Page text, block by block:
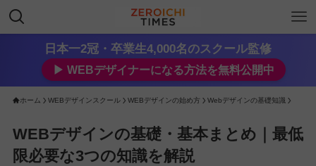
日本一2冠・卒業生4,000名のスクール監修
▶︎ WEBデザイナーになる方法を無料公開中
ホーム WEBデザインスクール WEBデザインの始め方 Webデザインの基礎知識
WEBデザインの基礎・基本まとめ｜最低
限必要な3つの知識を解説